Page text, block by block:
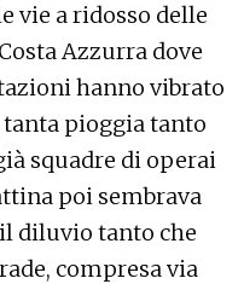
vie a ridosso delle
Azzurra dove
hanno vibrato
pioggia tanto
squadre di operai
poi sembrava
diluvio tanto che
compresa via